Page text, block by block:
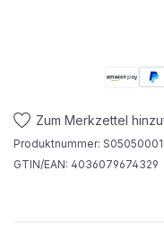
Zum Merkzettel
Produktnummer:
GTIN/EAN: 4036079674329